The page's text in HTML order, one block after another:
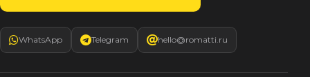
WhatsApp Telegram hello@romatti.ru